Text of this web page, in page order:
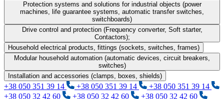
Protection systems and solutions for industrial objects (power
machines, life guarantee systems, automatic transfer switches,
switchboards)
Drive control and protection (Frequency converter, Soft starter,
Contactors);
Household electrical products, fittings (sockets, switches, frames)
Modular household automation (automatic devices, circuit breakers,
switches)
Installation and accessories (clamps, boxes, shields)
+38 050 351 39 14 +38 050 351 39 14
+38 050 351 39 14
+38 050 32 42 60
+38 050 32 42 60
+38 050 32 42 60